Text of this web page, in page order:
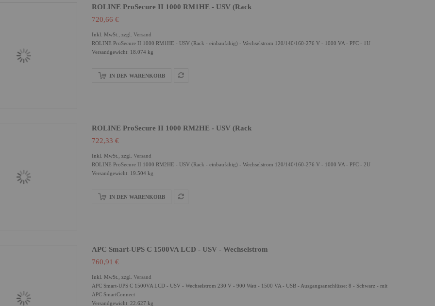
ROLINE ProSecure II 1000 RM1HE - USV (Rack
720,66 €
Inkl. MwSt., zzgl. Versand
ROLINE ProSecure II 1000 RM1HE - USV (Rack - einbaufähig) - Wechselstrom 120/140/160-276 V - 1000 VA - PFC - 1U
Versandgewicht: 18.074 kg
IN DEN WARENKORB
ROLINE ProSecure II 1000 RM2HE - USV (Rack
722,33 €
Inkl. MwSt., zzgl. Versand
ROLINE ProSecure II 1000 RM2HE - USV (Rack - einbaufähig) - Wechselstrom 120/140/160-276 V - 1000 VA - PFC - 2U
Versandgewicht: 19.504 kg
IN DEN WARENKORB
APC Smart-UPS C 1500VA LCD - USV - Wechselstrom
760,91 €
Inkl. MwSt., zzgl. Versand
APC Smart-UPS C 1500VA LCD - USV - Wechselstrom 230 V - 900 Watt - 1500 VA - USB - Ausgangsanschlüsse: 8 - Schwarz - mit
APC SmartConnect
Versandgewicht: 22.627 kg